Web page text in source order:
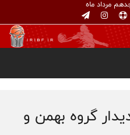
مرداد ماه
گروه بهمن و